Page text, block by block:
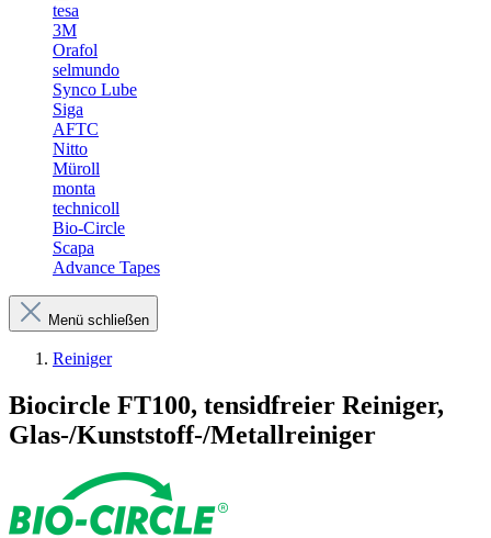
tesa
3M
Orafol
selmundo
Synco Lube
Siga
AFTC
Nitto
Müroll
monta
technicoll
Bio-Circle
Scapa
Advance Tapes
Menü schließen
Reiniger
Biocircle FT100, tensidfreier Reiniger,
Glas-/Kunststoff-/Metallreiniger